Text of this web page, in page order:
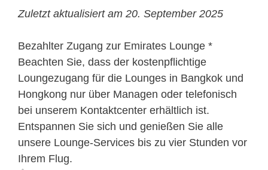
Zuletzt aktualisiert am 20. September 2025
Bezahlter Zugang zur Emirates Lounge *
Beachten Sie, dass der kostenpflichtige
Loungezugang für die Lounges in Bangkok und
Hongkong nur über Managen oder telefonisch
bei unserem Kontaktcenter erhältlich ist.
Entspannen Sie sich und genießen Sie alle
unsere Lounge‑Services bis zu vier Stunden vor
Ihrem Flug.